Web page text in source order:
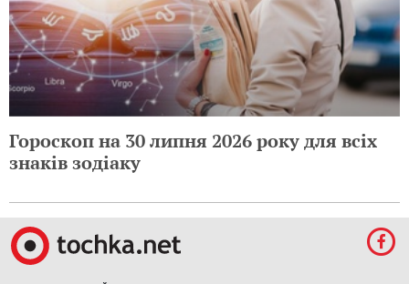
Гороскоп на 30 липня 2026 року для всіх
знаків зодіаку